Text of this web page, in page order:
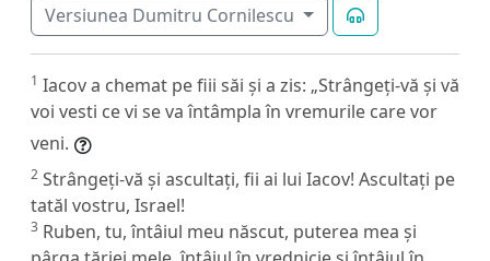
Versiunea Dumitru Cornilescu
1 Iacov a chemat pe fiii săi și a zis: „Strângeți-vă și vă
voi vesti ce vi se va întâmpla în vremurile care vor
veni.
2 Strângeți-vă și ascultați, fii ai lui Iacov! Ascultați pe
tatăl vostru, Israel!
3 Ruben, tu, întâiul meu născut, puterea mea și